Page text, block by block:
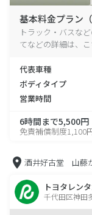
基本料金プラン（
トラック・バスな
てなどの詳細は、
代表車種
ボディタイプ
営業時間
6時間まで5,500円
免責補償制度1,100
酒井好古堂 山藤
トヨタレン
千代田区神田